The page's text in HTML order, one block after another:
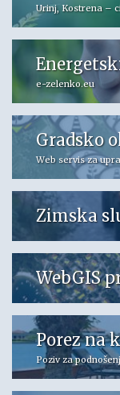
Urinj, Kostrena –
e-zelenko.eu
Gradsko
Web servis za
Zimska
WebGIS
Porez na
Poziv za